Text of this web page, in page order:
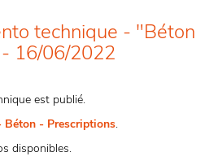
technique - "Béton
16/06/2022
est publié.
Béton - Prescriptions.
disponibles.